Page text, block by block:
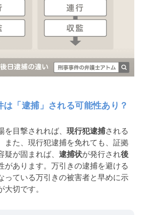
は「逮捕」される可能性あり？
目撃されれば、 現行犯逮捕される
また、現行犯逮捕を免れても、証拠
疑が固まれば、 逮捕状が発行され後
があります。万引きの逮捕を避ける
っている万引きの被害者と早めに示
大切です。